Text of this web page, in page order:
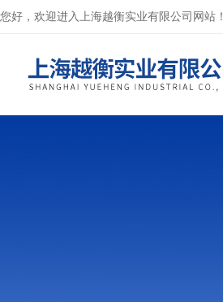
您好，欢迎进入上海越衡实业有限公司网站！